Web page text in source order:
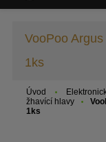
VooPoo
1ks
Úvod
žhavící hlavy
1ks